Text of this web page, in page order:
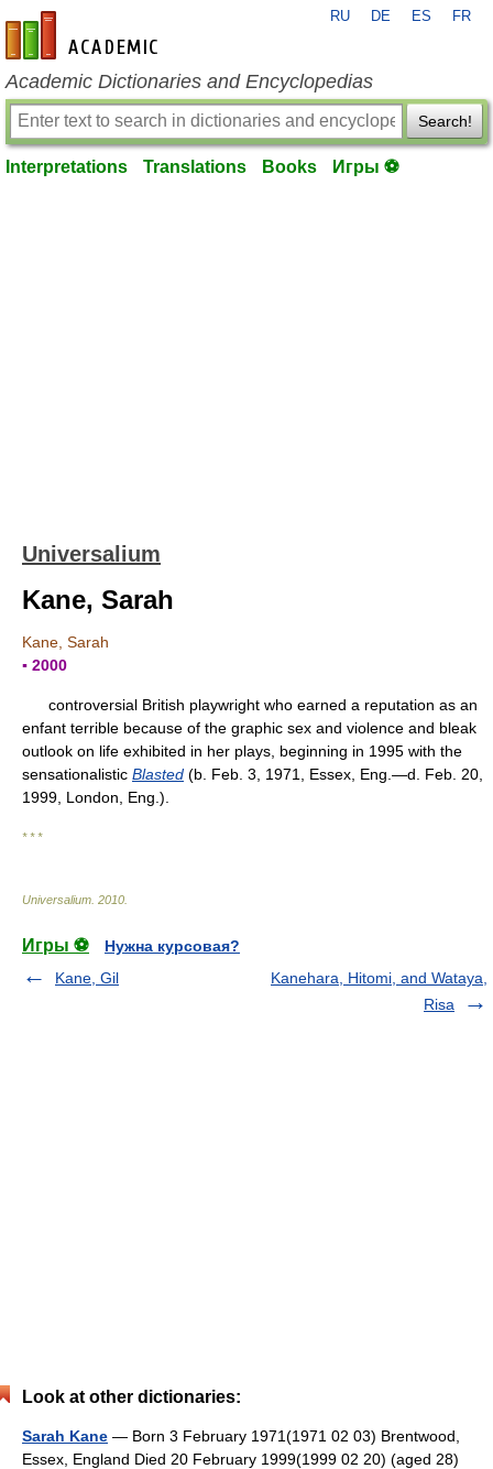
en-academic.com
RU DE ES FR
Academic Dictionaries and Encyclopedias
Search!
Interpretations Translations Books Игры ⚽
Universalium
Kane, Sarah
Kane, Sarah
▪ 2000
controversial British playwright who earned a reputation as an
enfant terrible because of the graphic sex and violence and bleak
outlook on life exhibited in her plays, beginning in 1995 with the
sensationalistic Blasted (b. Feb. 3, 1971, Essex, Eng.—d. Feb. 20,
1999, London, Eng.).
* * *
Universalium 2010
Игры ⚽
Нужна курсовая?
Kane, Gil
Kanehara, Hitomi, and Wataya,
Risa
Look at other dictionaries:
Sarah Kane — Born 3 February 1971(1971 02 03) Brentwood,
Essex, England Died 20 February 1999(1999 02 20) (aged 28)